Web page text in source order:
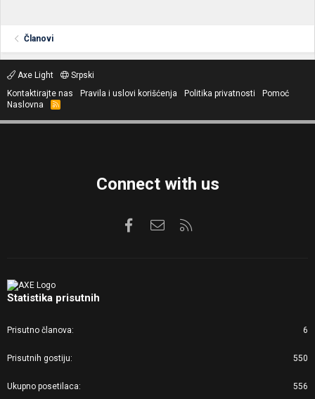
Članovi
Axe Light
Srpski
Kontaktirajte nas
Pravila i uslovi korišćenja Politika privatnosti
Pomoć
Naslovna
R
S
Connect with us
FacebookKontaktirajte nas
Statistika prisutnih
Prisutno članova 6
Prisutnih gostiju 550
Ukupno posetilaca 556